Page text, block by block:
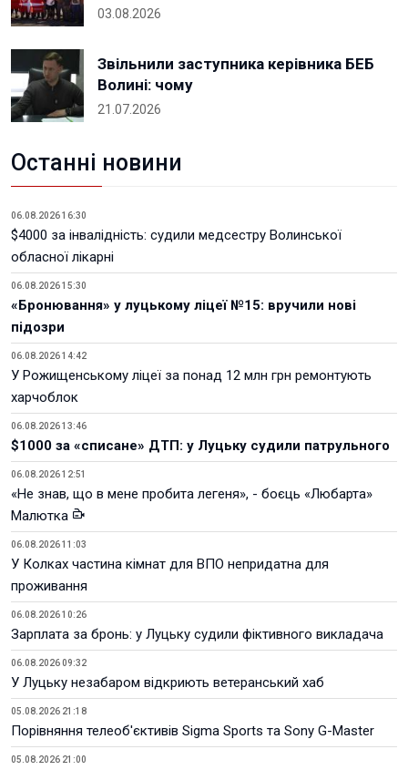
03.08.2026
Звільнили заступника керівника БЕБ
Волині: чому
21.07.2026
Останні новини
06.08.2026 16:30
$4000 за інвалідність: судили медсестру Волинської
обласної лікарні
06.08.2026 15:30
«Бронювання» у луцькому ліцеї №15: вручили нові
підозри
06.08.2026 14:42
У Рожищенському ліцеї за понад 12 млн грн ремонтують
харчоблок
06.08.2026 13:46
$1000 за «списане» ДТП: у Луцьку судили патрульного
06.08.2026 12:51
«Не знав, що в мене пробита легеня», - боєць «Любарта»
Малютка
06.08.2026 11:03
У Колках частина кімнат для ВПО непридатна для
проживання
06.08.2026 10:26
Зарплата за бронь: у Луцьку судили фіктивного викладача
06.08.2026 09:32
У Луцьку незабаром відкриють ветеранський хаб
05.08.2026 21:18
Порівняння телеоб'єктивів Sigma Sports та Sony G-Master
05.08.2026 21:00